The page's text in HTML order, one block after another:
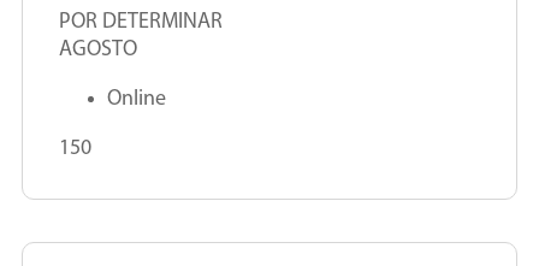
POR DETERMINAR
AGOSTO
Online
150